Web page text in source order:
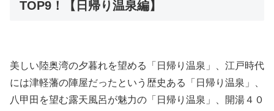
TOP9！【日帰り温泉編】
美しい陸奥湾の夕暮れを望める「日帰り温泉」、江戸時代
には津軽藩の陣屋だったという歴史ある「日帰り温泉」、
八甲田を望む露天風呂が魅力の「日帰り温泉」、開湯４０